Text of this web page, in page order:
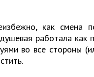
как смена
работала как
во все стороны